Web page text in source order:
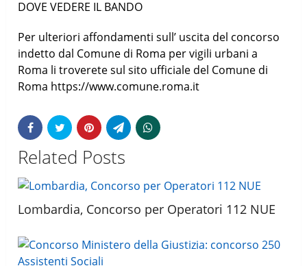
DOVE VEDERE IL BANDO
Per ulteriori affondamenti sull’ uscita del concorso
indetto dal Comune di Roma per vigili urbani a
Roma li troverete sul sito ufficiale del Comune di
Roma https://www.comune.roma.it
Related Posts
Lombardia, Concorso per Operatori 112 NUE